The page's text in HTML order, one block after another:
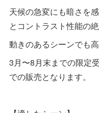
天候の急変にも暗さを
とコントラスト性能の
動きのあるシーンでも
3月〜8月末までの限定
での販売となります。